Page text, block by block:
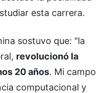
esta carrera.
sostuvo que: "la
revolucionó la
20 años. Mi campo
computacional y